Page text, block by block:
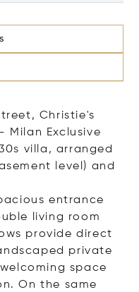
Christie's
Milan Exclusive
villa, arranged
level) and
entrance
living room
provide direct
private
space
On the same